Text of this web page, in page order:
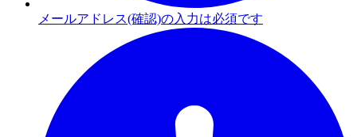
メールアドレス(確認)の入力は必須です